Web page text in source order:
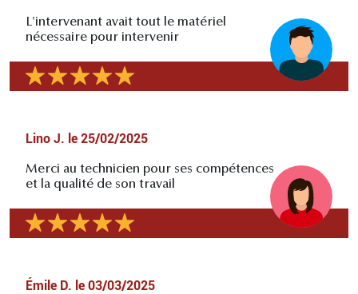
L'intervenant avait tout le matériel
nécessaire pour intervenir
Lino J. le 25/02/2025
Merci au technicien pour ses compétences
et la qualité de son travail
Émile D. le 03/03/2025